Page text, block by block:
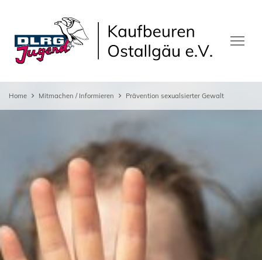
Home Mitmachen / Informieren Prävention sexualsierter Gewalt